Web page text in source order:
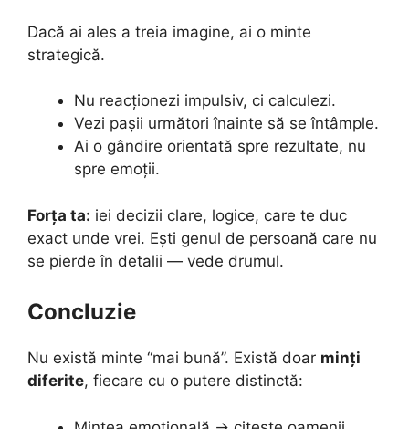
Dacă ai ales a treia imagine, ai o minte
strategică.
Nu reacționezi impulsiv, ci calculezi.
Vezi pașii următori înainte să se întâmple.
Ai o gândire orientată spre rezultate, nu
spre emoții.
Forța ta: iei decizii clare, logice, care te duc
exact unde vrei. Ești genul de persoană care nu
se pierde în detalii — vede drumul.
Concluzie
Nu există minte “mai bună”. Există doar minți
diferite, fiecare cu o putere distinctă: